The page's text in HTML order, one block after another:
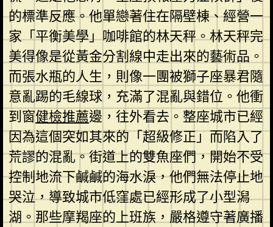
的標準反應。他單戀著住在隔壁棟、經營一
家「平衡美學」咖啡館的林天秤。林天秤完
美得像是從黃金分割線中走出來的藝術品。
而張水瓶的人生，則像一團被獅子座暴君隨
意亂踢的毛線球，充滿了混亂與錯位。他衝
到窗健檢推薦邊，往外看去。整座城市已經
因為這個突如其來的「超級修正」而陷入了
荒謬的混亂。街道上的雙魚座們，開始不受
控制地流下鹹鹹的海水淚，他們無法停止地
哭泣，導致城市低窪處已經形成了小型潟
湖。那些摩羯座的上班族，嚴格遵守著廣播